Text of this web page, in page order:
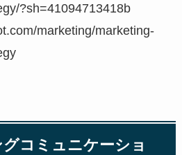
?sh=41094713418b
marketing/marketing-
コミュニケーショ